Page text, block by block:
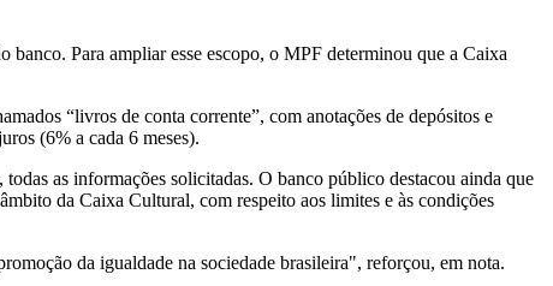
Para ampliar esse escopo, o MPF determinou que a Caixa
“livros de conta corrente”, com anotações de depósitos e
(6% a cada 6 meses).
as informações solicitadas. O banco público destacou ainda que
da Caixa Cultural, com respeito aos limites e às condições
da igualdade na sociedade brasileira", reforçou, em nota.